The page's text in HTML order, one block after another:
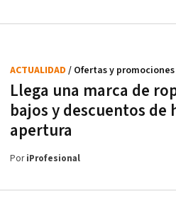
Llega una marca de
bajos y descuentos de
apertura
ACTUALIDAD / Ofertas y promociones
PoriProfesional